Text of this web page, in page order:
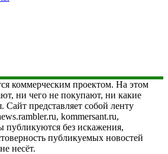
коммерческим проектом. На этом
ни чего не покупают, ни какие
Сайт представляет собой ленту
kommersant.ru,
публикуются без искажения,
публикуемых новостей
несёт.